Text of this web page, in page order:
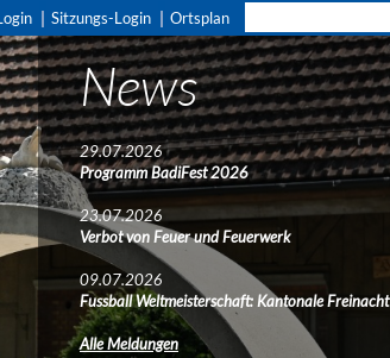
Sitzungs-Login Ortsplan
News
29.07.2026
Programm BadiFest 2026
23.07.2026
Verbot von Feuer und Feuerwerk
09.07.2026
Fussball Weltmeisterschaft: Kantonale Freinacht
Alle Meldungen